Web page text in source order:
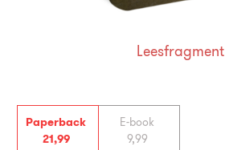
Paperback
21,99
E-book
9,99
Leesfragment